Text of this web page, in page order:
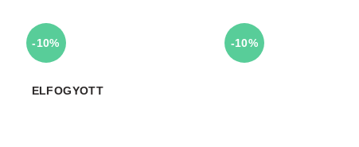
-10%
ELFOGYOTT
-10%